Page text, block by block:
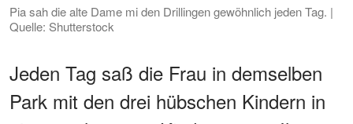
Pia sah die alte Dame mi den Drillingen gewöhnlich jeden Tag. |
Quelle: Shutterstock
Jeden Tag saß die Frau in demselben
Park mit den drei hübschen Kindern in